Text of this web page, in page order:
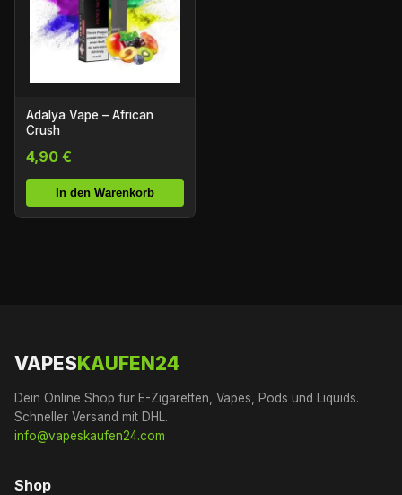
Adalya Vape – African
Crush
4,90 €
In den Warenkorb
VAPESKAUFEN24
Dein Online Shop für E-Zigaretten, Vapes, Pods und Liquids.
Schneller Versand mit DHL.
info@vapeskaufen24.com
Shop